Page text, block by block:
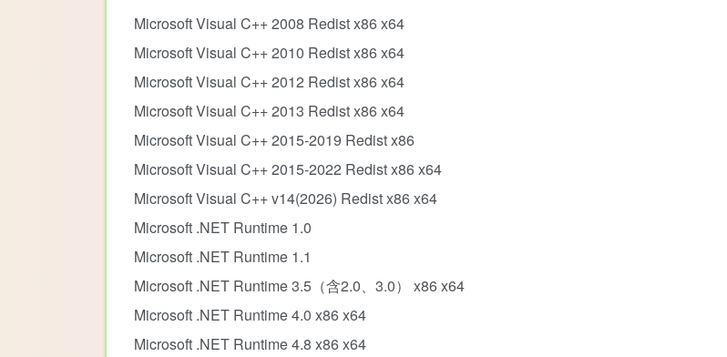
Microsoft Visual C++ 2008 Redist x86 x64
Microsoft Visual C++ 2010 Redist x86 x64
Microsoft Visual C++ 2012 Redist x86 x64
Microsoft Visual C++ 2013 Redist x86 x64
Microsoft Visual C++ 2015-2019 Redist x86
Microsoft Visual C++ 2015-2022 Redist x86 x64
Microsoft Visual C++ v14(2026) Redist x86 x64
Microsoft .NET Runtime 1.0
Microsoft .NET Runtime 1.1
Microsoft .NET Runtime 3.5（含2.0、3.0） x86 x64
Microsoft .NET Runtime 4.0 x86 x64
Microsoft .NET Runtime 4.8 x86 x64